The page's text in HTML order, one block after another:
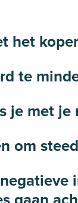
het
te
je met
om